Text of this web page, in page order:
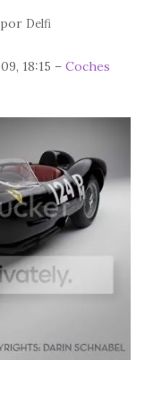
por Delfi
18:15 – Coches